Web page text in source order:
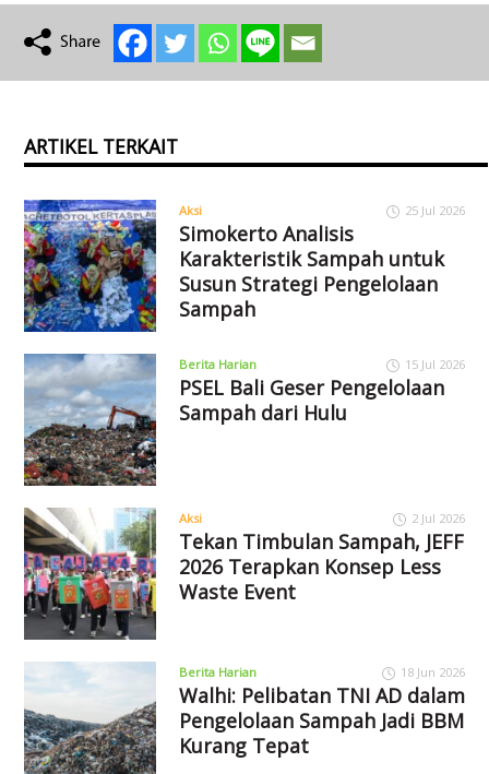
ARTIKEL TERKAIT
Aksi 25 Jul 2026
Simokerto Analisis
Karakteristik Sampah untuk
Susun Strategi Pengelolaan
Sampah
Berita Harian 15 Jul 2026
PSEL Bali Geser Pengelolaan
Sampah dari Hulu
Aksi 2 Jul 2026
Tekan Timbulan Sampah, JEFF
2026 Terapkan Konsep Less
Waste Event
Berita Harian 18 Jun 2026
Walhi: Pelibatan TNI AD dalam
Pengelolaan Sampah Jadi BBM
Kurang Tepat